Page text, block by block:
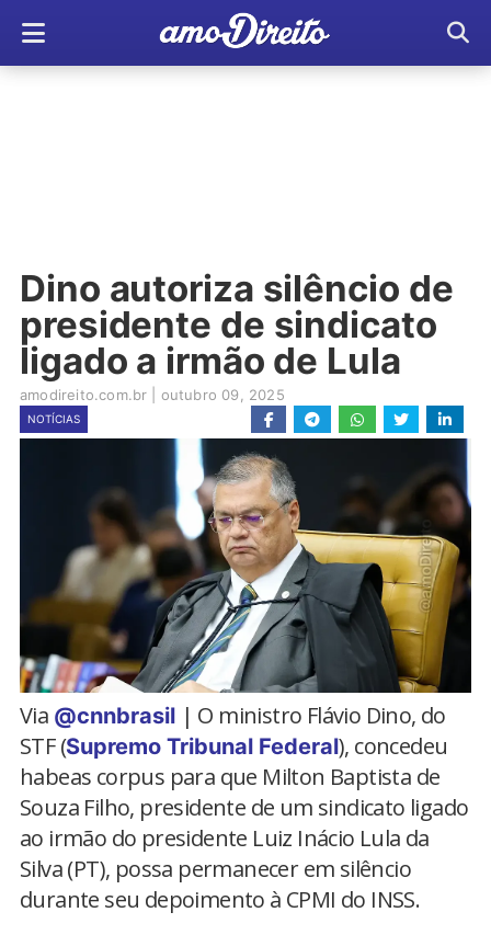
Dino autoriza silêncio de
presidente de sindicato
ligado a irmão de Lula
amodireito.com.br outubro 09, 2025
NOTÍCIAS
Via @cnnbrasil | O ministro Flávio Dino, do
STF (Supremo Tribunal Federal), concedeu
habeas corpus para que Milton Baptista de
Souza Filho, presidente de um sindicato ligado
ao irmão do presidente Luiz Inácio Lula da
Silva (PT), possa permanecer em silêncio
durante seu depoimento à CPMI do INSS.